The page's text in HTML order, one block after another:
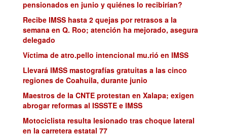
pensionados en junio y quiénes lo recibirían?
Recibe IMSS hasta 2 quejas por retrasos a la
semana en Q. Roo; atención ha mejorado, asegura
delegado
Víctima de atro.pello intencional mu.rió en IMSS
Llevará IMSS mastografías gratuitas a las cinco
regiones de Coahuila, durante junio
Maestros de la CNTE protestan en Xalapa; exigen
abrogar reformas al ISSSTE e IMSS
Motociclista resulta lesionado tras choque lateral
en la carretera estatal 77